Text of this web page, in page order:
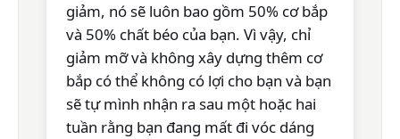
giảm, nó sẽ luôn bao gồm 50% cơ bắp
và 50% chất béo của bạn. Vì vậy, chỉ
giảm mỡ và không xây dựng thêm cơ
bắp có thể không có lợi cho bạn và bạn
sẽ tự mình nhận ra sau một hoặc hai
tuần rằng bạn đang mất đi vóc dáng